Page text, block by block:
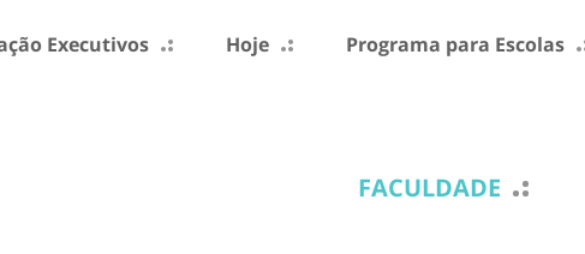
Executivos Hoje Programa para Escolas
FACULDADE